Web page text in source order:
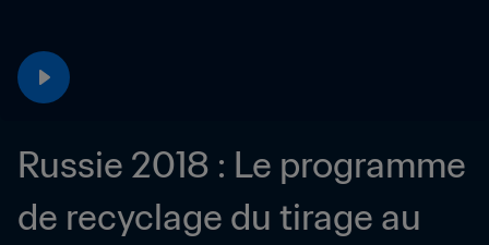
Russie 2018 : Le programme
de recyclage du tirage au